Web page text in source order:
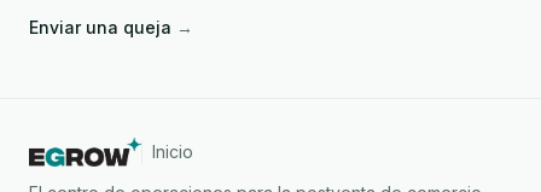
Enviar una queja →
Inicio